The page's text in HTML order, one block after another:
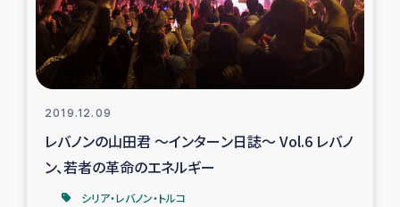
2019.12.09
レバノンの山田君 ～インターン日誌～ Vol.6 レバノ
ン、若者の革命のエネルギー
シリア・レバノン・トルコ